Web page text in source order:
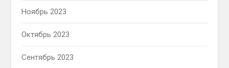
Ноябрь 2023
Октябрь 2023
Сентябрь 2023